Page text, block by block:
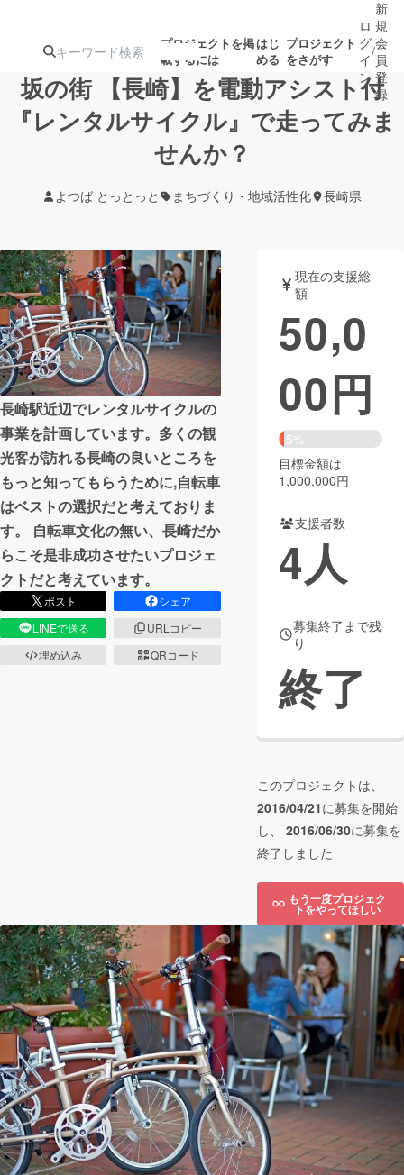
プロジェクトを掲
載するには
はじ
める
プロジェクト
をさがす
注目の新着プロ募集終了が近いプ
テクノロジー・ガジェット
映像・映画 書籍・雑誌
ビジネス・起業 チャレンジ
まちづくり・地域活性化
CAMPFIRE for Social Good
CAMPFIRE Creation
CAMPFIREふるさと納税machi-ya コミュニティ
ロ
グ
イ
ン
/
新
規
会
員
登
録
坂の街 【長崎】を電動アシスト付
『レンタルサイクル』で走ってみま
せんか？
よつば とっとっと まちづくり・地域活性化 長崎県
長崎駅近辺でレンタルサイクルの
事業を計画しています。多くの観
光客が訪れる長崎の良いところを
もっと知ってもらうために,自転車
はベストの選択だと考えておりま
す。 自転車文化の無い、長崎だか
らこそ是非成功させたいプロジェ
クトだと考えています。
ポスト
シェア
LINEで送る
URLコピー
埋め込み
QRコード
現在の支援総
額
50,0
00円
5%
目標金額は
1,000,000円
支援者数
4人
募集終了まで残
り
終了
このプロジェクトは、
2016/04/21に募集を開始
し、 2016/06/30に募集を
終了しました
もう一度プロジェク
トをやってほしい